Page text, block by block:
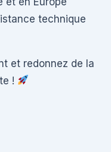
technique
et redonnez de la
!